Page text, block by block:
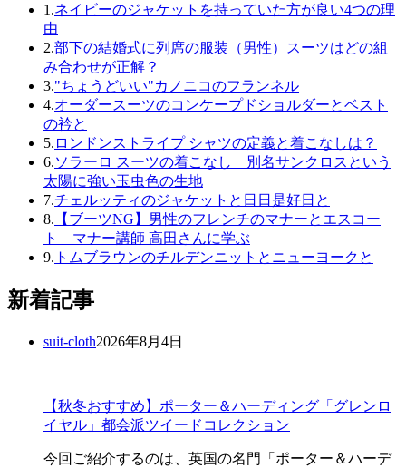
1.ネイビーのジャケットを持っていた方が良い4つの理
由
2.部下の結婚式に列席の服装（男性）スーツはどの組
み合わせが正解？
3."ちょうどいい"カノニコのフランネル
4.オーダースーツのコンケープドショルダーとベスト
の衿と
5. ロンドンストライプ シャツの定義と着こなしは？
6.ソラーロ スーツの着こなし 別名サンクロスという
太陽に強い玉虫色の生地
7.チェルッティのジャケットと日日是好日と
8. 【ブーツNG】男性のフレンチのマナーとエスコー
ト マナー講師 高田さんに学ぶ
9. トムブラウンのチルデンニットとニューヨークと
新着記事
suit-cloth2026年8月4日
【秋冬おすすめ】ポーター＆ハーディング「グレンロ
イヤル」都会派ツイードコレクション
今回ご紹介するのは、英国の名門「ポーター＆ハーデ